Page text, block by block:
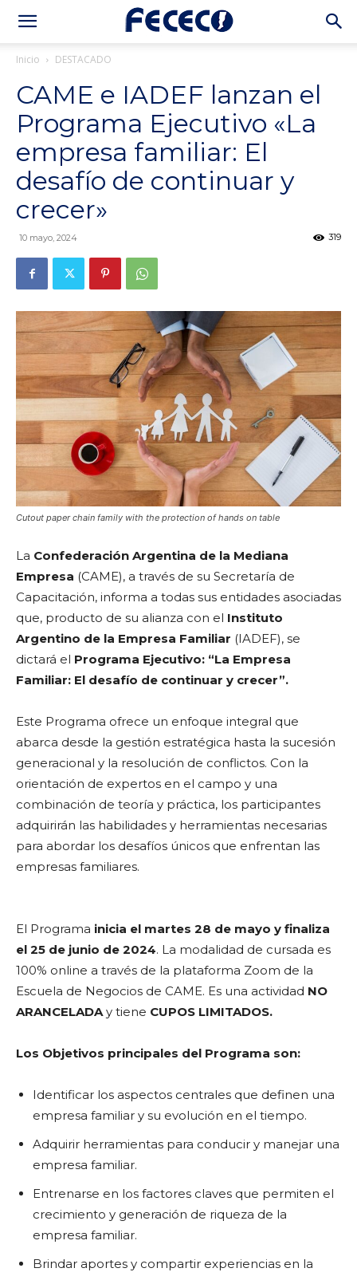
Inicio DESTACADO
CAME e IADEF lanzan el
Programa Ejecutivo «La
empresa familiar: El
desafío de continuar y
crecer»
10 mayo, 2024 319
Cutout paper chain family with the protection of hands on table
La Confederación Argentina de la Mediana
Empresa (CAME), a través de su Secretaría de
Capacitación, informa a todas sus entidades asociadas
que, producto de su alianza con el Instituto
Argentino de la Empresa Familiar (IADEF), se
dictará el Programa Ejecutivo: “La Empresa
Familiar: El desafío de continuar y crecer”.
Este Programa ofrece un enfoque integral que
abarca desde la gestión estratégica hasta la sucesión
generacional y la resolución de conflictos. Con la
orientación de expertos en el campo y una
combinación de teoría y práctica, los participantes
adquirirán las habilidades y herramientas necesarias
para abordar los desafíos únicos que enfrentan las
empresas familiares.
El Programa inicia el martes 28 de mayo y finaliza
el 25 de junio de 2024. La modalidad de cursada es
100% online a través de la plataforma Zoom de la
Escuela de Negocios de CAME. Es una actividad NO
ARANCELADAy tiene CUPOS LIMITADOS.
Los Objetivos principales del Programa son:
Identificar los aspectos centrales que definen una
empresa familiar y su evolución en el tiempo.
Adquirir herramientas para conducir y manejar una
empresa familiar.
Entrenarse en los factores claves que permiten el
crecimiento y generación de riqueza de la
empresa familiar.
Brindar aportes y compartir experiencias en la